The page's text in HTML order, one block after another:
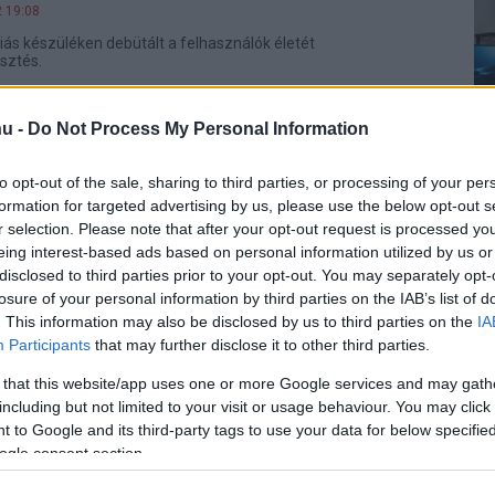
- Do Not Process My Personal Information
opt-out of the sale, sharing to third parties, or processing of your
for targeted advertising by us, please use the below opt-out
selection. Please note that after your opt-out request is processed
interest-based ads based on personal information utilized by us
to third parties prior to your opt-out. You may separately
of your personal information by third parties on the IAB’s list of
This information may also be disclosed by us to third parties on the
Participants that may further disclose it to other third parties.
that this website/app uses one or more Google services and may
but not limited to your visit or usage behaviour. You may
to Google and its third-party tags to use your data for below
consent section.
19:08
készüléken debütált a felhasználók életét
gyengébb kamerák – a DxOMark is
vette a Samsung megfizethető
20:33
viszont továbbra is remek vételnek bizonyulnak a gyártó
mobiljai.
is megérkeztek a Samsung
mobiljai
lenyűgöző kameratechnika, valamint a környezeti
igazodó kijelző jellemzi a Samsung Galaxy A55 5G és A35